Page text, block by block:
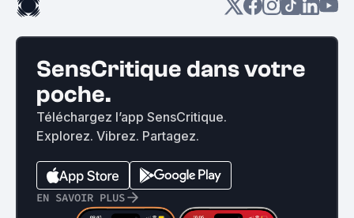
SensCritique dans votre
poche.
Téléchargez l’app SensCritique.
Explorez. Vibrez. Partagez.
EN SAVOIR PLUS